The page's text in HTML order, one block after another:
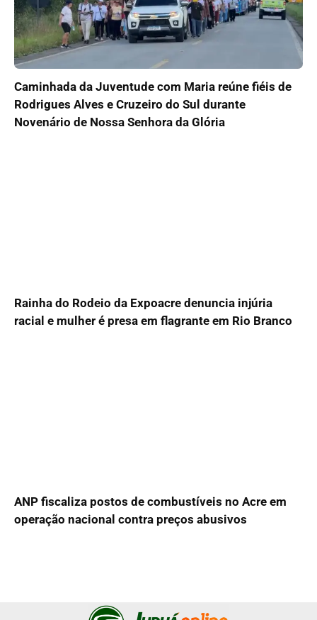
Caminhada da Juventude com Maria reúne fiéis de
Rodrigues Alves e Cruzeiro do Sul durante
Novenário de Nossa Senhora da Glória
Rainha do Rodeio da Expoacre denuncia injúria
racial e mulher é presa em flagrante em Rio Branco
ANP fiscaliza postos de combustíveis no Acre em
operação nacional contra preços abusivos